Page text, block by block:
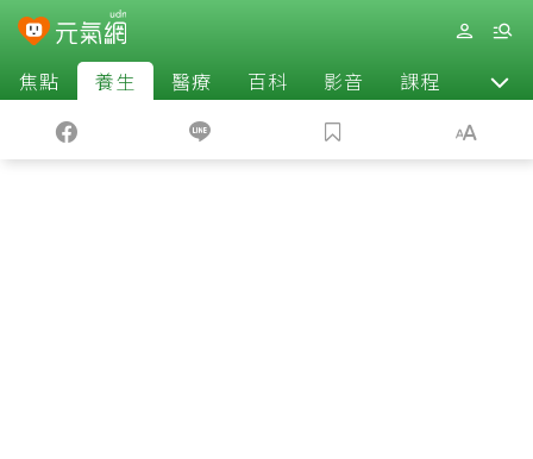
焦點 養生 醫療 百科 影音 課程 退休